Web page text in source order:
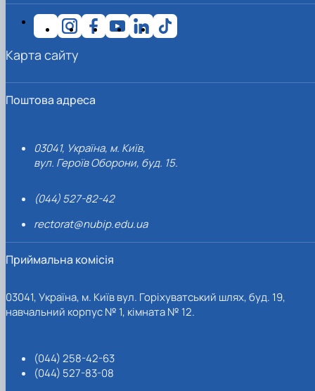
Поштова адреса
03041, Україна, м. Київ,
вул. Героїв Оборони, буд. 15.
(044) 527-82-42
rectorat@nubip.edu.ua
Приймальна комісія
03041, Україна, м. Київ вул. Горіхуватський шлях, буд. 19,
навчальний корпус № 1, кімната № 12.
(044) 258-42-63
(044) 527-83-08
Карта сайту